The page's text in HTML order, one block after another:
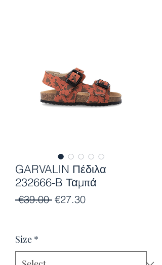
GARVALIN Πέδιλα
232666-B Ταμπά
€39.00 Regular
€27.30Sale
Size *